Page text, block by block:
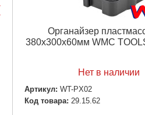
Органайзер
380x300x60мм WMC
Нет в наличии
Артикул: WT-PX02
Код товара: 29.15.62